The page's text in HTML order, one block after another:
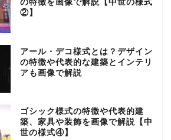
の特徴を画像で解説【中世の様式
②】
アール・デコ様式とは？デザイン
の特徴や代表的な建築とインテリ
アも画像で解説
ゴシック様式の特徴や代表的建
築、家具や装飾を画像で解説【中
世の様式④】